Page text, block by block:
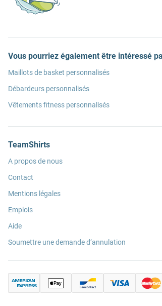
Vous pourriez également être intéressé
Maillots de basket personnalisés
Débardeurs personnalisés
Vêtements fitness personnalisés
TeamShirts
A propos de nous
Contact
Mentions légales
Emplois
Aide
Soumettre une demande d’annulation